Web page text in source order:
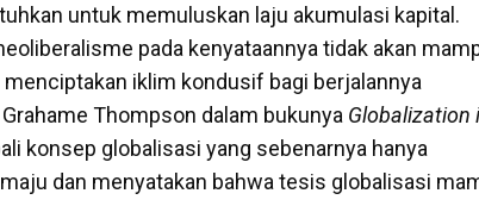
untuk memuluskan laju akumulasi kapital.
pada kenyataannya tidak akan
iklim kondusif bagi berjalannya
Thompson dalam bukunya Globalization
konsep globalisasi yang sebenarnya hanya
dan menyatakan bahwa tesis globalisasi